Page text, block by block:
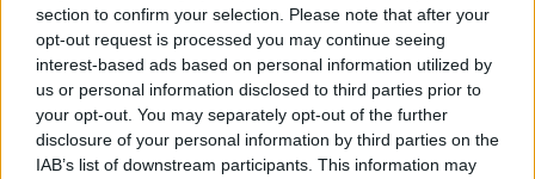
section to confirm your selection. Please note that after your
opt-out request is processed you may continue seeing
interest-based ads based on personal information utilized by
us or personal information disclosed to third parties prior to
your opt-out. You may separately opt-out of the further
disclosure of your personal information by third parties on the
IAB’s list of downstream participants. This information may